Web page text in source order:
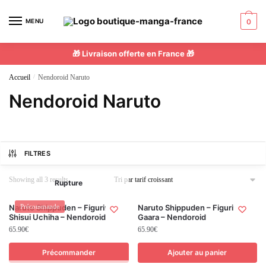
MENU 0
🎁 Livraison offerte en France 🎁
Accueil / Nendoroid Naruto
Nendoroid Naruto
FILTRES
Showing all 3 results
Précommande
Rupture
Naruto Shippuden – Figurine
Shisui Uchiha – Nendoroid
65.90€
Précommander
Naruto Shippuden – Figurine
Gaara – Nendoroid
65.90€
Ajouter au panier